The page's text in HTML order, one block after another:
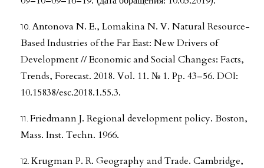
Antonova N. E., Lomakina N. V. Natural Resource-
Based Industries of the Far East: New Drivers of
Development // Economic and Social Changes: Facts,
Trends, Forecast. 2018. Vol. 11. № 1. Pp. 43–56. DOI:
10.15838/esc.2018.1.55.3.
Friedmann J. Regional development policy. Boston,
Mass. Inst. Techn. 1966.
Krugman P. R. Geography and Trade. Cambridge,